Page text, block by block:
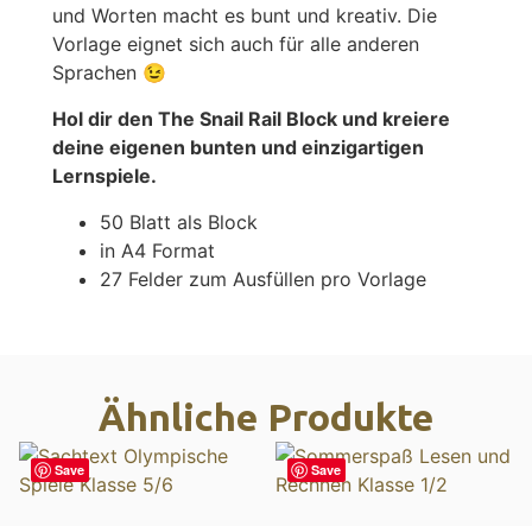
und Worten macht es bunt und kreativ. Die
Vorlage eignet sich auch für alle anderen
Sprachen 😉
Hol dir den The Snail Rail Block und kreiere
deine eigenen bunten und einzigartigen
Lernspiele.
50 Blatt als Block
in A4 Format
27 Felder zum Ausfüllen pro Vorlage
Ähnliche Produkte
Save Save